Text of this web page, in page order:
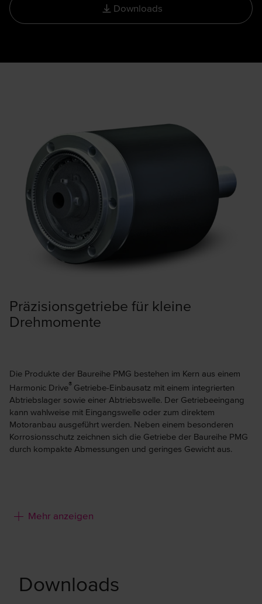
Downloads
Präzisionsgetriebe für kleine
Drehmomente
Die Produkte der Baureihe PMG bestehen im Kern aus einem
Harmonic Drive® Getriebe-Einbausatz mit einem integrierten
Abtriebslager sowie einer Abtriebswelle. Der Getriebeeingang
kann wahlweise mit Eingangswelle oder zum direktem
Motoranbau ausgeführt werden. Neben einem besonderen
Korrosionsschutz zeichnen sich die Getriebe der Baureihe PMG
durch kompakte Abmessungen und geringes Gewicht aus.
Merkmale:
Kompakte Abmessungen und geringes Gewicht
Kundenspezifische Ausführungen möglich
Mehr anzeigen
Downloads